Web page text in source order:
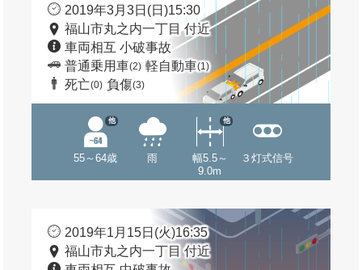
2019年3月3日(日)15:30
福山市丸之内一丁目 付近
車両相互 小破事故
普通乗用車(2) 軽自動車(1)
死亡(0) 負傷(3)
55～64歳
他
雨
幅5.5～
9.0m
他
３灯式信号
2019年1月15日(火)16:35
福山市丸之内一丁目 付近